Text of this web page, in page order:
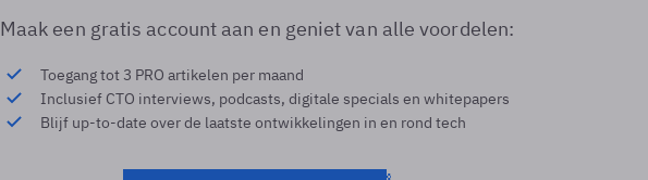
Maak een gratis account aan en geniet van alle voordelen:
Toegang tot 3 PRO artikelen per maand
Inclusief CTO interviews, podcasts, digitale specials en whitepapers
Blijf up-to-date over de laatste ontwikkelingen in en rond tech